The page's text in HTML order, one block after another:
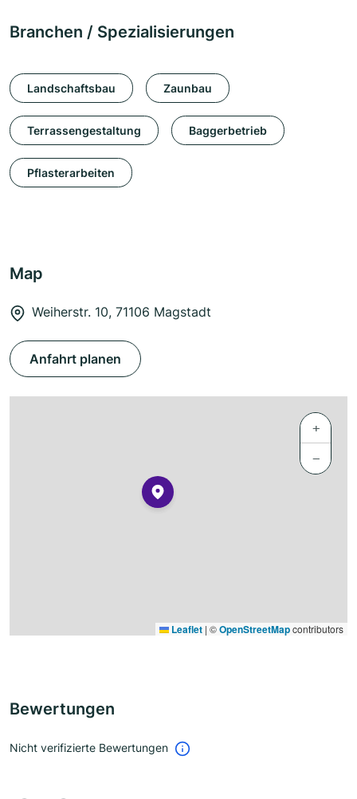
Branchen / Spezialisierungen
Landschaftsbau Zaunbau
Terrassengestaltung Baggerbetrieb
Pflasterarbeiten
Map
Weiherstr. 10, 71106 Magstadt
Anfahrt planen
+
−
Leaflet | ©OpenStreetMapcontributors
Bewertungen
Nicht verifizierte Bewertungen